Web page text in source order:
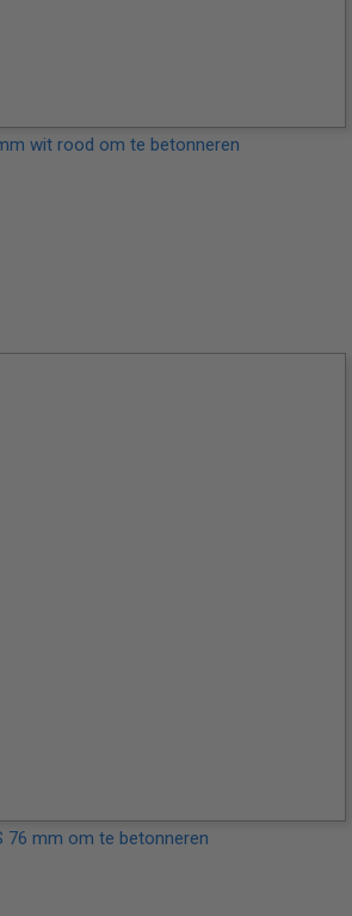
wit rood om te betonneren
76 mm om te betonneren